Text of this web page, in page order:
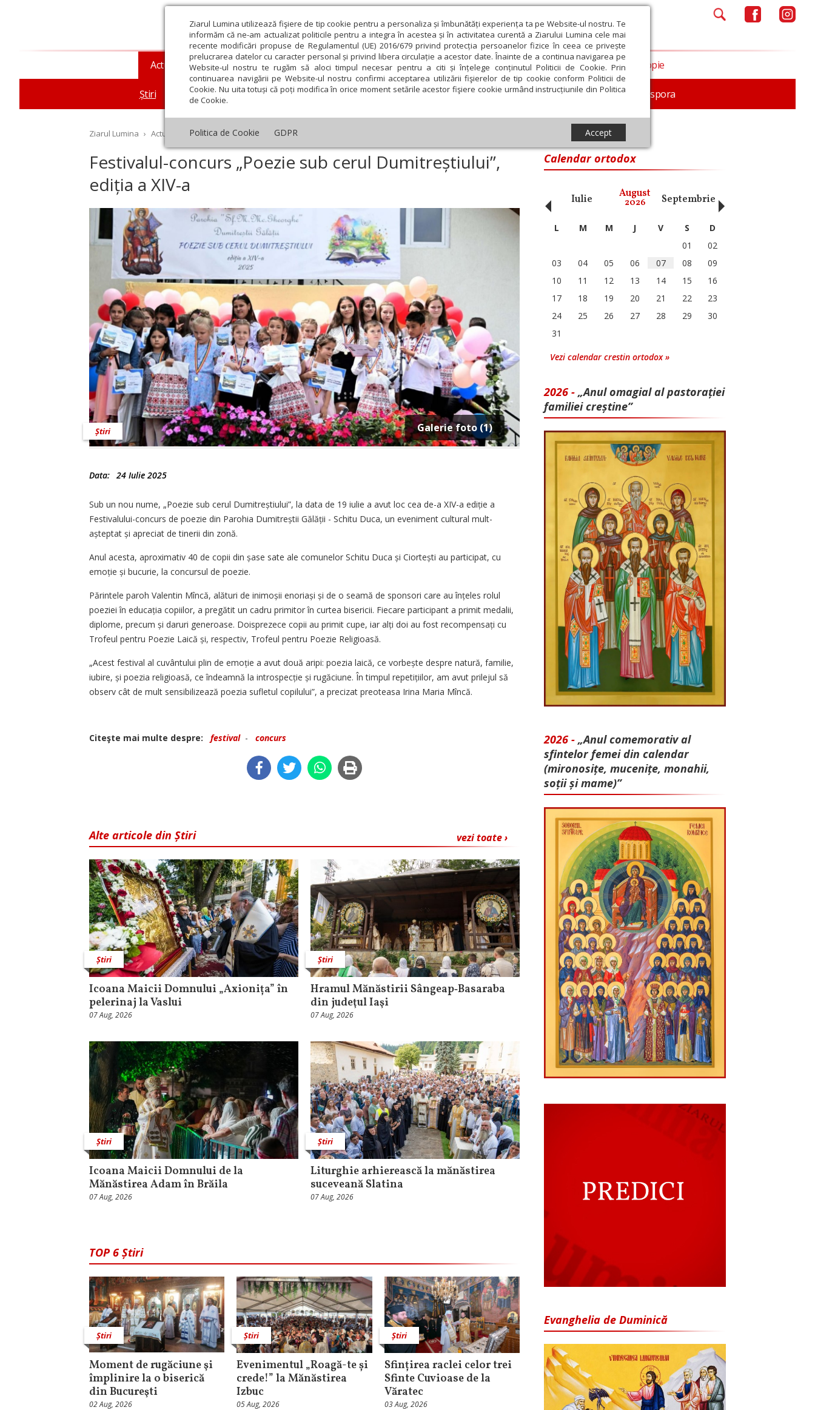
Ziarul Lumina utilizează fişiere de tip cookie pentru a personaliza și îmbunătăți experiența ta pe Website-ul nostru. Te
informăm că ne-am actualizat politicile pentru a integra în acestea și în activitatea curentă a Ziarului Lumina cele mai
recente modificări propuse de Regulamentul (UE) 2016/679 privind protecția persoanelor fizice în ceea ce privește
prelucrarea datelor cu caracter personal și privind libera circulație a acestor date. Înainte de a continua navigarea pe
Website-ul nostru te rugăm să aloci timpul necesar pentru a citi și înțelege conținutul Politicii de Cookie. Prin
continuarea navigării pe Website-ul nostru confirmi acceptarea utilizării fişierelor de tip cookie conform Politicii de
Cookie. Nu uita totuși că poți modifica în orice moment setările acestor fişiere cookie urmând instrucțiunile din Politica
de Cookie.
Politica de Cookie GDPR Accept
Actualitate religioasă
Știri Mesaje și cuvântări An omagial Comunicate de presă Documentar In memoriam Diaspora
Teologie și spiritualitate Educaţie și Cultură Societate Opinii Filantropie
Ziarul Lumina › Actualitate religioasă › Știri › Festivalul-concurs „Poezie sub cerul Dumitreștiului”, ediția a XIV-a
Festivalul-concurs „Poezie sub cerul Dumitreștiului”,
ediția a XIV-a
Galerie foto (1)
Știri
Data: 24 Iulie 2025
Sub un nou nume, „Poezie sub cerul Du­mitreș­tiului”, la data de 19 iulie a avut loc cea de-a XIV-a ediție a
Festivalului-concurs de poezie din Parohia Dumitreștii Gălății - Schitu Duca, un eveniment cultural mult-
așteptat și apreciat de tinerii din zonă.
Anul acesta, aproximativ 40 de copii din șase sate ale comunelor Schitu Duca și Ciortești au participat, cu
emoție și bucurie, la concursul de poezie.
Părintele paroh Valentin Mîncă, alături de inimoșii enoriași și de o seamă de sponsori care au înțeles rolul
poeziei în educația copiilor, a pregătit un cadru primitor în curtea bisericii. Fiecare participant a primit medalii,
diplome, precum și daruri generoase. Doisprezece copii au primit cupe, iar alți doi au fost recompensați cu
Trofeul pentru Poezie Laică și, respectiv, Trofeul pentru Poezie Religioasă.
„Acest festival al cuvântului plin de emoție a avut două aripi: poezia laică, ce vorbește despre natură, fa­milie,
iubire, și poezia religioasă, ce îndeamnă la intro­specție și rugăciune. În timpul repetițiilor, am avut prilejul să
observ cât de mult sensibilizează poezia sufletul copilului”, a precizat preoteasa Irina Maria Mîncă.
Citeşte mai multe despre: festival- concurs
vezi toate ›
Alte articole din Știri
Știri
Icoana Maicii Domnului „Axionița” în
pelerinaj la Vaslui
07 Aug, 2026
Știri
Hramul Mănăstirii Sângeap‑Basaraba
din judeţul Iaşi
07 Aug, 2026
Știri
Icoana Maicii Domnului de la
Mănăstirea Adam în Brăila
07 Aug, 2026
Știri
Liturghie arhierească la mănăstirea
suceveană Slatina
07 Aug, 2026
TOP 6 Știri
Știri
Moment de rugăciune şi
împlinire la o biserică
din Bucureşti
02 Aug, 2026
Știri
Evenimentul „Roagă-te și
crede!” la Mănăstirea
Izbuc
05 Aug, 2026
Știri
Sfințirea raclei celor trei
Sfinte Cuvioase de la
Văratec
03 Aug, 2026
Calendar ortodox
Octombrie Iulie August
2026 Septembrie Octombrie
‹ L M M J V S
D
01
02
03
04 05 06 07 08
09
10
11 12 13 14 15
16
17
18 19 20 21 22
23
24
25 26 27 28 29
30
31
Vezi calendar crestin ortodox »
2026 - „Anul omagial al pastorației
familiei creștine”
2026 - „Anul comemorativ al
sfintelor femei din calendar
(mironosițe, mu­cenițe, monahii,
soții și mame)”
Evanghelia de Duminică